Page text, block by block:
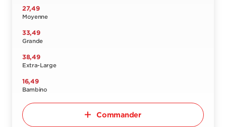
27,49
Moyenne
33,49
Grande
38,49
Extra-Large
16,49
Bambino
Commander